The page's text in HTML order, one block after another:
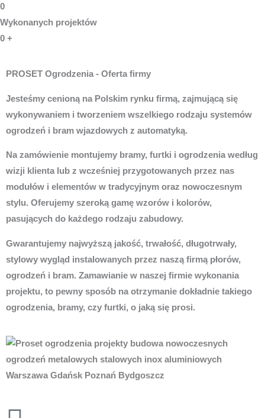
0
Wykonanych projektów
0 +
PROSET Ogrodzenia - Oferta firmy
Jesteśmy cenioną na Polskim rynku firmą, zajmującą się
wykonywaniem i tworzeniem wszelkiego rodzaju systemów
ogrodzeń i bram wjazdowych z automatyką.
Na zamówienie montujemy bramy, furtki i ogrodzenia według
wizji klienta lub z wcześniej przygotowanych przez nas
modułów i elementów w tradycyjnym oraz nowoczesnym
stylu. Oferujemy szeroką gamę wzorów i kolorów,
pasujących do każdego rodzaju zabudowy.
Gwarantujemy najwyższą jakość, trwałość, długotrwały,
stylowy wygląd instalowanych przez naszą firmą płorów,
ogrodzeń i bram. Zamawianie w naszej firmie wykonania
projektu, to pewny sposób na otrzymanie dokładnie takiego
ogrodzenia, bramy, czy furtki, o jaką się prosi.